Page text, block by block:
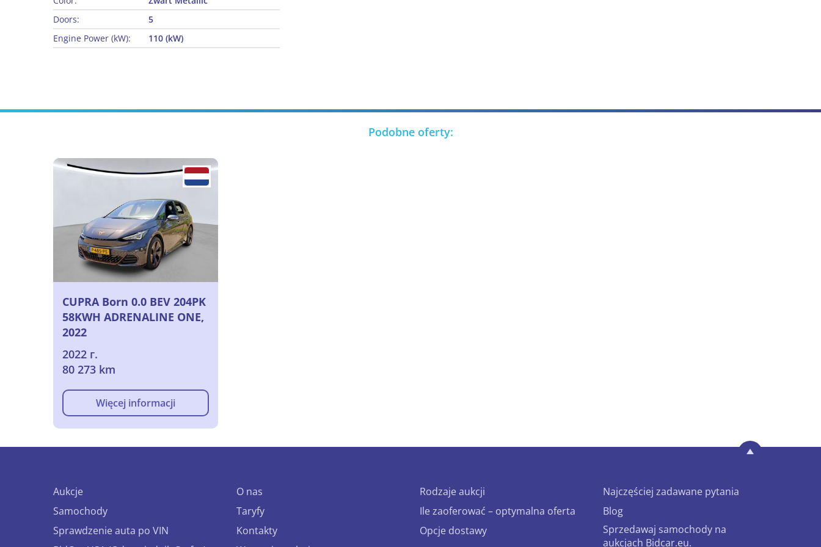
Doors:
5
Engine Power (kW):
110 (kW)
Podobne oferty:
CUPRA Born 0.0 BEV 204PK
58KWH ADRENALINE ONE,
2022
2022 г.
80 273 km
Więcej informacji
Aukcje
Samochody
Sprawdzenie auta po VIN
O nas
Taryfy
Kontakty
Rodzaje aukcji
Ile zaoferować – optymalna oferta
Opcje dostawy
Najczęściej zadawane pytania
Blog
Sprzedawaj samochody na
aukcjach Bidcar.eu.